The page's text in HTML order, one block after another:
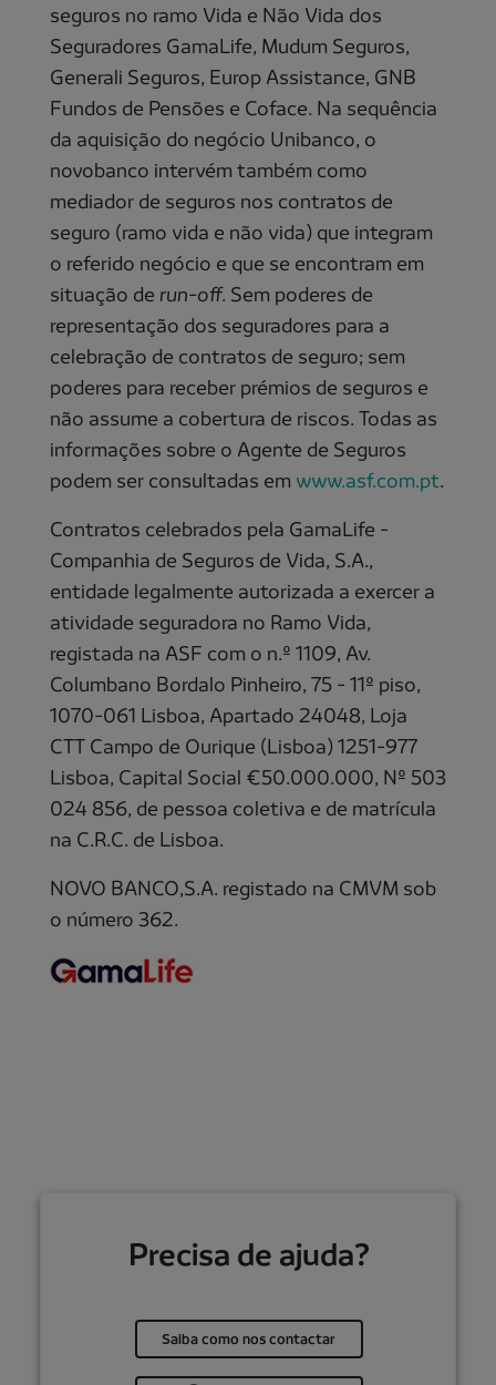
seguros no ramo Vida e Não Vida dos
Seguradores GamaLife, Mudum Seguros,
Generali Seguros, Europ Assistance, GNB
Fundos de Pensões e Coface. Na sequência
da aquisição do negócio Unibanco, o
novobanco intervém também como
mediador de seguros nos contratos de
seguro (ramo vida e não vida) que integram
o referido negócio e que se encontram em
situação de run-off. Sem poderes de
representação dos seguradores para a
celebração de contratos de seguro; sem
poderes para receber prémios de seguros e
não assume a cobertura de riscos. Todas as
informações sobre o Agente de Seguros
podem ser consultadas em www.asf.com.pt.
Contratos celebrados pela GamaLife -
Companhia de Seguros de Vida, S.A.,
entidade legalmente autorizada a exercer a
atividade seguradora no Ramo Vida,
registada na ASF com o n.º 1109, Av.
Columbano Bordalo Pinheiro, 75 - 11º piso,
1070-061 Lisboa, Apartado 24048, Loja
CTT Campo de Ourique (Lisboa) 1251-977
Lisboa, Capital Social €50.000.000, Nº 503
024 856, de pessoa coletiva e de matrícula
na C.R.C. de Lisboa.
NOVO BANCO,S.A. registado na CMVM sob
o número 362.
Precisa de ajuda?
Saiba como nos contactar